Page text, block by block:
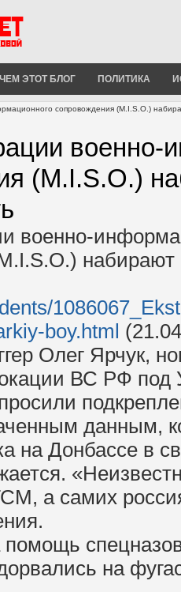
ЭТОТ БЛОГ ПОЛИТИКА
сопровождения (M.I.S.O.)
военно-
(M.I.S.O.)
военно-
набирают
boy.html
Олег Ярчук,
ВС РФ под
данным,
на Донбассе в
а самих
на